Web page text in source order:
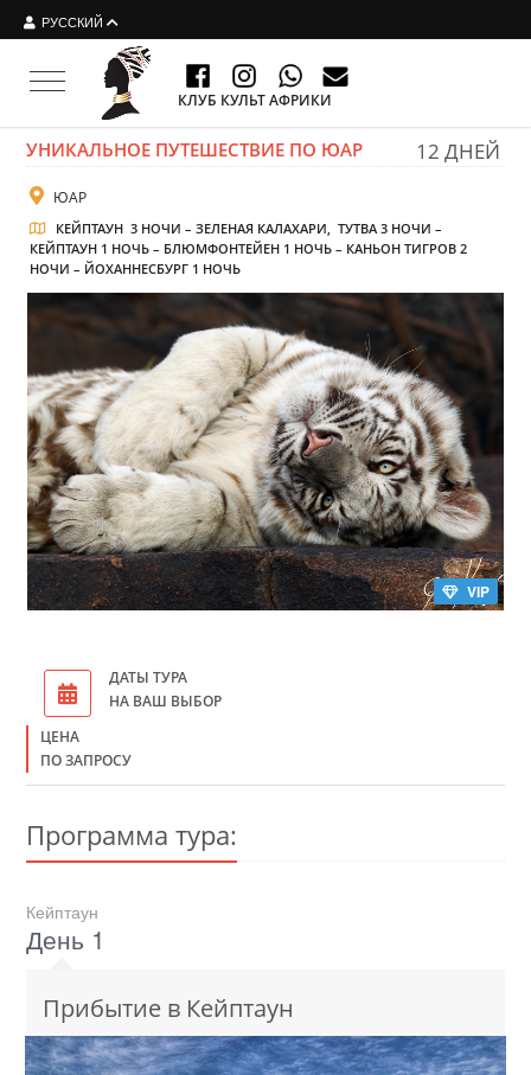
РУССКИЙ
Toggle navigation
КЛУБ КУЛЬТ АФРИКИ
УНИКАЛЬНОЕ ПУТЕШЕСТВИЕ ПО ЮАР 12 ДНЕЙ
ЮАР
КЕЙПТАУН 3 НОЧИ – ЗЕЛЕНАЯ КАЛАХАРИ, ТУТВА 3 НОЧИ –
КЕЙПТАУН 1 НОЧЬ – БЛЮМФОНТЕЙЕН 1 НОЧЬ – КАНЬОН ТИГРОВ 2
НОЧИ – ЙОХАННЕСБУРГ 1 НОЧЬ
VIP
ДАТЫ ТУРА
НА ВАШ ВЫБОР
ЦЕНА
ПО ЗАПРОСУ
Программа тура:
Кейптаун
День 1
Прибытие в Кейптаун